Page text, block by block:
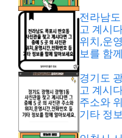
전라남
고 계시
위치,운
보를 함
경기도
고 계시
주소와
기타 정